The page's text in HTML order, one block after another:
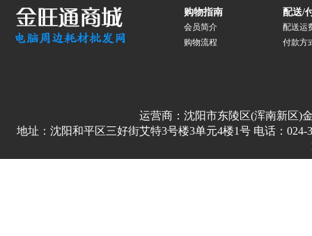
购物指南
会员简介
购物流程
配送/
配送运
付款方
运营商：沈阳市东陵区(浑南新区)
地址：沈阳和平区三好街艾特3号楼3单元4楼1号 电话：024-